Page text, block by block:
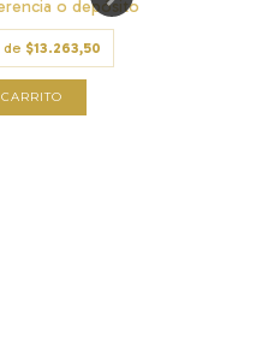
o depósito
de $13.263,50